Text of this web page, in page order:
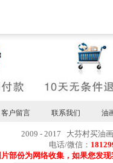
客户留言 联系我们 油
2009 - 2017 大芬村买油
电话/微信：
部份为网络收集，如果您发